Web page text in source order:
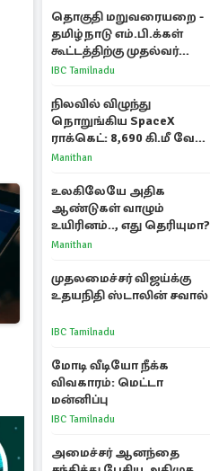
தொகுதி மறுவரையறை -
தமிழ்நாடு எம்.பி.க்கள்
கூட்டத்திற்கு முதல்வர்
விஜய் அழைப்பு
IBC Tamilnadu
நிலவில் விழுந்து
நொறுங்கிய SpaceX
ராக்கெட்: 8,690 கி.மீ வேக
மோதலால் உருவான புதிய
Manithan
உலகிலேயே அதிக
ஆண்டுகள் வாழும்
உயிரினம்.., எது தெரியுமா?
Manithan
முதலமைச்சர் விஜய்க்கு
உதயநிதி ஸ்டாலின் சவால்
IBC Tamilnadu
மோடி வீடியோ நீக்க
விவகாரம்: மெட்டா
மன்னிப்பு
IBC Tamilnadu
அமைச்சர் ஆனந்தை